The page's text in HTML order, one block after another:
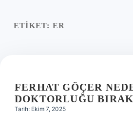
Yasal Uyarı
ETIKET: ER
FERHAT GÖÇER
DOKTORLUĞU
Tarih: Ekim 7, 2025